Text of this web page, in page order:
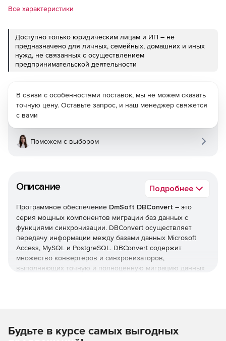
Все характеристики
Доступно только юридическим лицам и ИП – не
предназначено для личных, семейных, домашних и иных
нужд, не связанных с осуществлением
предпринимательской деятельности
Описание Подробнее
Программное обеспечение DmSoft DBConvert – это
серия мощных компонентов миграции баз данных с
функциями синхронизации. DBConvert осуществляет
передачу информации между базами данных Microsoft
Access, MySQL и PostgreSQL. DBConvert содержит
множество конвертеров и синхронизаторов,
выполняющих точную и полноценную миграцию данных
миграции предназначены для конвертации базы данных
из одного формата в другой и для синхронизации данных
В связи с особенностями поставок, мы не можем сказать
точную цену. Оставьте запрос, и наш менеджер свяжется
с вами
Поможем с выбором
Будьте в курсе самых выгодных